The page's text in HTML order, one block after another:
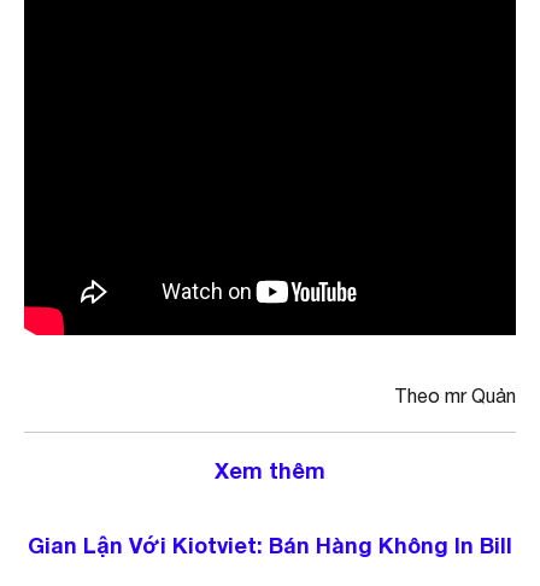
Theo mr Quản
Xem thêm
Gian Lận Với Kiotviet: Bán Hàng Không In Bill